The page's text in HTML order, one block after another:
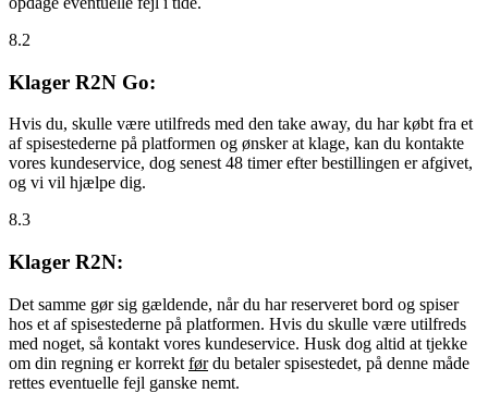
8.2
Klager R2N Go:
Hvis du, skulle være utilfreds med den take away, du har købt fra et
af spisestederne på platformen og ønsker at klage, kan du kontakte
vores kundeservice, dog senest 48 timer efter bestillingen er afgivet,
og vi vil hjælpe dig.
8.3
Klager R2N:
Det samme gør sig gældende, når du har reserveret bord og spiser
hos et af spisestederne på platformen. Hvis du skulle være utilfreds
med noget, så kontakt vores kundeservice. Husk dog altid at tjekke
om din regning er korrekt førdu betaler spisestedet, på denne måde
rettes eventuelle fejl ganske nemt.